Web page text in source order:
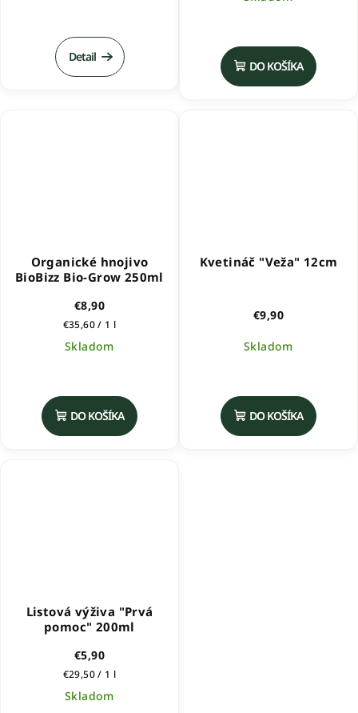
Detail
produktu
je
5,0
DO KOŠÍKA
Organické hnojivo
BioBizz Bio-Grow 250ml
€8,90
Jednotková
cena:
€35,60 / 1 l
Skladom
produktu
je
5,0
DO KOŠÍKA
Kvetináč "Veža" 12cm
€9,90
Skladom
DO KOŠÍKA
Listová výživa "Prvá
pomoc" 200ml
€5,90
Jednotková
cena:
€29,50 / 1 l
Skladom